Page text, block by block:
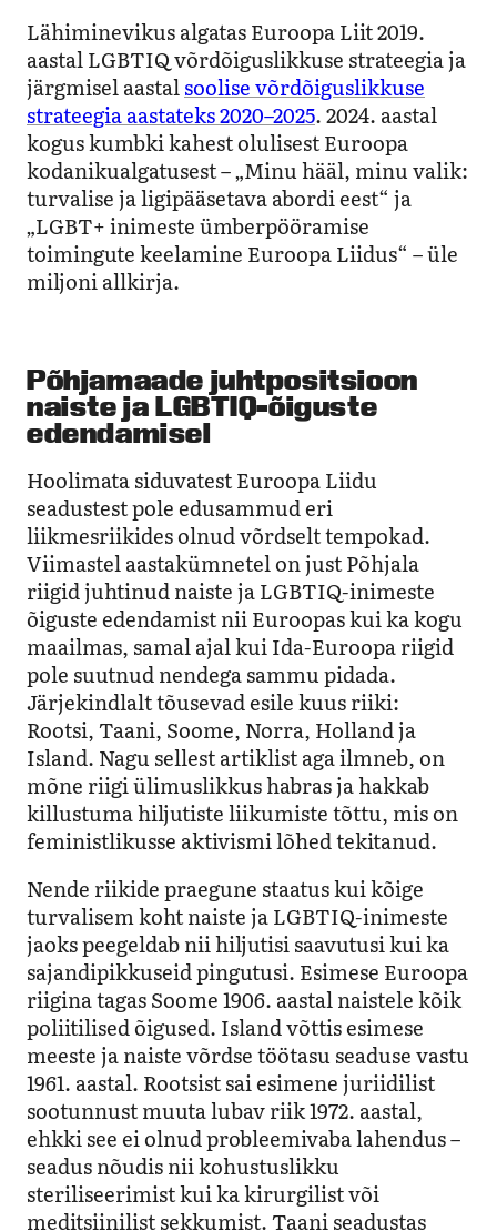
Lähiminevikus algatas Euroopa Liit 2019.
aastal LGBTIQ võrdõiguslikkuse strateegia ja
järgmisel aastalsoolise võrdõiguslikkuse
strateegia aastateks 2020–2025. 2024. aastal
kogus kumbki kahest olulisest Euroopa
kodanikualgatusest – „Minu hääl, minu valik:
turvalise ja ligipääsetava abordi eest“ ja
„LGBT+ inimeste ümberpööramise
toimingute keelamine Euroopa Liidus“ – üle
miljoni allkirja.
Põhjamaade juhtpositsioon
naiste ja LGBTIQ-õiguste
edendamisel
Hoolimata siduvatest Euroopa Liidu
seadustest pole edusammud eri
liikmesriikides olnud võrdselt tempokad.
Viimastel aastakümnetel on just Põhjala
riigid juhtinud naiste ja LGBTIQ-inimeste
õiguste edendamist nii Euroopas kui ka kogu
maailmas, samal ajal kui Ida-Euroopa riigid
pole suutnud nendega sammu pidada.
Järjekindlalt tõusevad esile kuus riiki:
Rootsi, Taani, Soome, Norra, Holland ja
Island. Nagu sellest artiklist aga ilmneb, on
mõne riigi ülimuslikkus habras ja hakkab
killustuma hiljutiste liikumiste tõttu, mis on
feministlikusse aktivismi lõhed tekitanud.
Nende riikide praegune staatus kui kõige
turvalisem koht naiste ja LGBTIQ-inimeste
jaoks peegeldab nii hiljutisi saavutusi kui ka
sajandipikkuseid pingutusi. Esimese Euroopa
riigina tagas Soome 1906. aastal naistele kõik
poliitilised õigused. Island võttis esimese
meeste ja naiste võrdse töötasu seaduse vastu
1961. aastal. Rootsist sai esimene juriidilist
sootunnust muuta lubav riik 1972. aastal,
ehkki see ei olnud probleemivaba lahendus –
seadus nõudis nii kohustuslikku
steriliseerimist kui ka kirurgilist või
meditsiinilist sekkumist. Taani seadustas